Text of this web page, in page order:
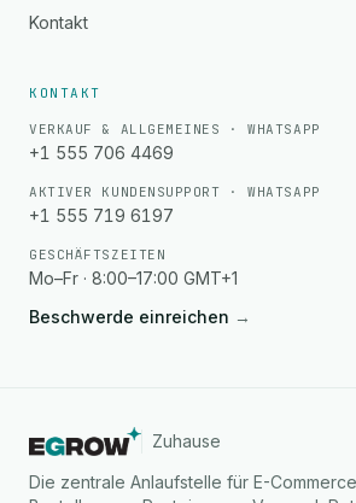
Kontakt
KONTAKT
VERKAUF & ALLGEMEINES · WHATSAPP
+1 555 706 4469
AKTIVER KUNDENSUPPORT · WHATSAPP
+1 555 719 6197
GESCHÄFTSZEITEN
Mo–Fr · 8:00–17:00 GMT+1
Beschwerde einreichen →
Zuhause
Die zentrale Anlaufstelle für E-